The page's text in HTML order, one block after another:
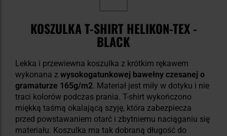
KOSZULKA T-SHIRT HELIKON-TEX -
BLACK
Lekka i przewiewna koszulka z krótkim rękawem
wykonana z wysokogatunkowej bawełny czesanej o
gramaturze 165g/m2. Materiał jest miły w dotyku i nie
traci kolorów podczas prania. T-shirt wykończono
miękką taśmą okalającą szyję, która zabezpiecza
przed powstawaniem otarć i zbytniemu naciąganiu się
materiału. Koszulka ma tak dobraną długość do